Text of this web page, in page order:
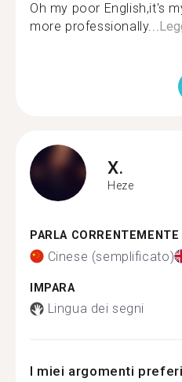
Oh my poor English,it's
more professionally...
X.
Heze
PARLA CORRENTEMENTE
Cinese (semplificato)
IMPARA
Lingua dei segni
I miei argomenti